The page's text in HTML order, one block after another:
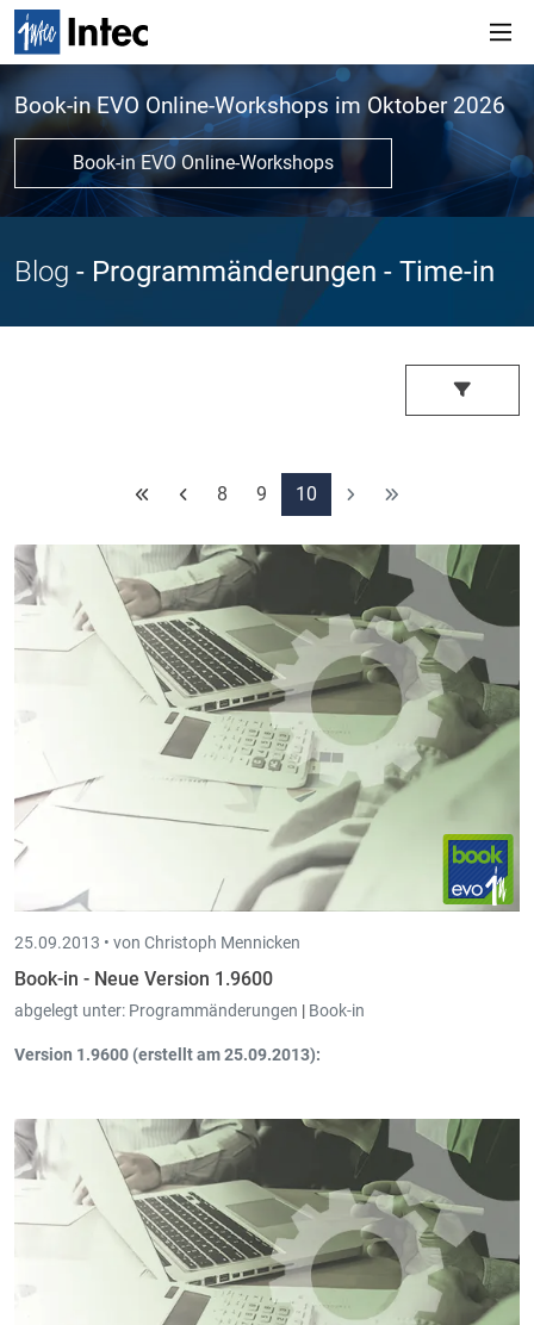
Book-in EVO Online-Workshops im Oktober 2026
Book-in EVO Online-Workshops
Blog - Programmänderungen - Time-in
8 9 10
25.09.2013 • von Christoph Mennicken
Book-in - Neue Version 1.9600
abgelegt unter: Programmänderungen | Book-in
Version 1.9600 (erstellt am 25.09.2013):
Die bisherigen Domizilierungsnummern müssen in neue
Mandate umgewandelt werden. Die nötige Datei erhalten Sie bei
Ihrer Bank. Intec kann Ihnen bei der Umwandlung
behilflich
sein.